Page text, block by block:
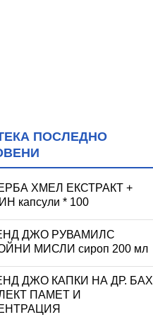
ПОСЛЕДНО
ХМЕЛ ЕКСТРАКТ +
капсули * 100
ДЖО РУВАМИЛС
МИСЛИ сироп 200 мл
ДЖО КАПКИ НА ДР. БАХ
ПАМЕТ И